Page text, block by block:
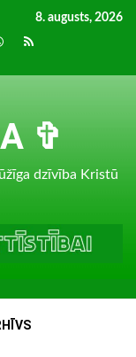
8. augusts, 2026
RSS
✞
dzīvība Kristū